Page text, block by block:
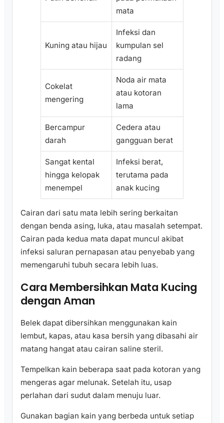
mata
Kuning atau hijau
Infeksi dan
kumpulan sel
radang
Cokelat
mengering
Noda air mata
atau kotoran
lama
Bercampur
darah
Cedera atau
gangguan berat
Sangat kental
hingga kelopak
menempel
Infeksi berat,
terutama pada
anak kucing
Cairan dari satu mata lebih sering berkaitan
dengan benda asing, luka, atau masalah setempat.
Cairan pada kedua mata dapat muncul akibat
infeksi saluran pernapasan atau penyebab yang
memengaruhi tubuh secara lebih luas.
Cara Membersihkan Mata Kucing
dengan Aman
Belek dapat dibersihkan menggunakan kain
lembut, kapas, atau kasa bersih yang dibasahi air
matang hangat atau cairan saline steril.
Tempelkan kain beberapa saat pada kotoran yang
mengeras agar melunak. Setelah itu, usap
perlahan dari sudut dalam menuju luar.
Gunakan bagian kain yang berbeda untuk setiap